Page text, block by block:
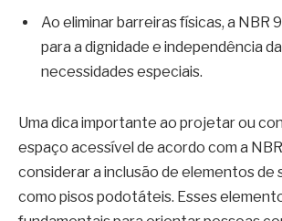
Ao eliminar barreiras físicas, a NBR
para a dignidade e independência
necessidades especiais.
Uma dica importante ao projetar ou
espaço acessível de acordo com a
considerar a inclusão de elementos de
como pisos podotáteis. Esses